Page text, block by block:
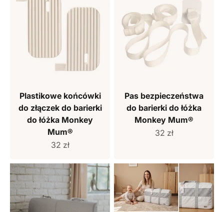
Plastikowe końcówki
do złączek do barierki
do łóżka Monkey
Mum®
Cena sprzedaży
32 zł
Pas bezpieczeństwa
do barierki do łóżka
Monkey Mum®
Cena sprzedaży
32 zł